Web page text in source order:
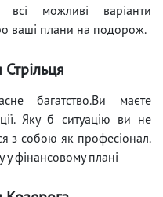
всі можливі варіанти
ваші плани на подорож.
багатство.Ви маєте
Яку б ситуацію ви не
з собою як професіонал.
фінансовому плані